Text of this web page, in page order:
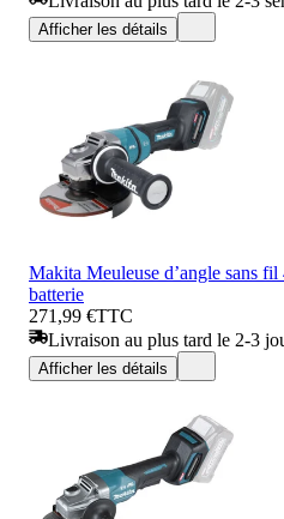
Afficher les détails
Makita Meuleuse d’angle sans
batterie
271,99 €TTC
Livraison au plus tard le 2-3
Afficher les détails